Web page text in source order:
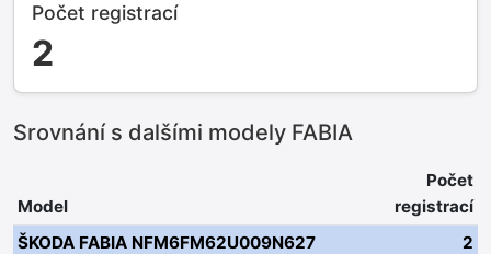
Počet registrací
2
Srovnání s dalšími modely FABIA
Model
Počet
registrací
ŠKODA FABIA NFM6FM62U009N627
2